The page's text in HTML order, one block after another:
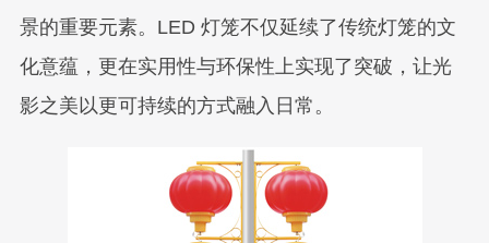
景的重要元素。LED 灯笼不仅延续了传统灯笼的文
化意蕴，更在实用性与环保性上实现了突破，让光
影之美以更可持续的方式融入日常。